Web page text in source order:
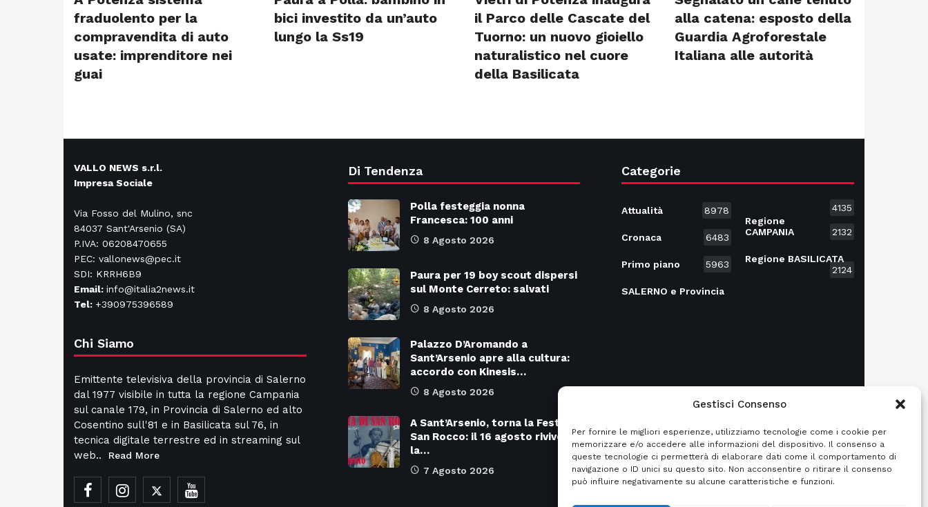
Gestisci Consenso
Per fornire le migliori esperienze, utilizziamo tecnologie come i cookie per
memorizzare e/o accedere alle informazioni del dispositivo. Il consenso a
queste tecnologie ci permetterà di elaborare dati come il comportamento di
navigazione o ID unici su questo sito. Non acconsentire o ritirare il consenso
può influire negativamente su alcune caratteristiche e funzioni.
fraduolento per la
compravendita di auto
usate: imprenditore nei
guai
bici investito da un’auto
lungo la Ss19
il Parco delle Cascate del
Tuorno: un nuovo gioiello
naturalistico nel cuore
della Basilicata
alla catena: esposto della
Guardia Agroforestale
Italiana alle autorità
VALLO NEWS s.r.l.
Impresa Sociale
Via Fosso del Mulino, snc
84037 Sant'Arsenio (SA)
P.IVA: 06208470655
PEC: vallonews@pec.it
SDI: KRRH6B9
Email: info@italia2news.it
Tel: +390975396589
Chi Siamo
Emittente televisiva della provincia di Salerno
dal 1977 visibile in tutta la regione Campania
sul canale 179, in Provincia di Salerno ed alto
Cosentino sull'81 e in Basilicata sul 76, in
tecnica digitale terrestre ed in streaming sul
web..
Read More
Di Tendenza
Polla festeggia nonna
Francesca: 100 anni
8 Agosto 2026
Paura per 19 boy scout dispersi
sul Monte Cerreto: salvati
8 Agosto 2026
Palazzo D’Aromando a
Sant’Arsenio apre alla cultura:
accordo con Kinesis…
8 Agosto 2026
A Sant’Arsenio, torna la Festa di
San Rocco: il 16 agosto rivive
la…
7 Agosto 2026
Categorie
Attualità 8978
Cronaca 6483
Primo piano 5963
SALERNO e Provincia
4135
Regione
CAMPANIA
2132
Regione BASILICATA
2124